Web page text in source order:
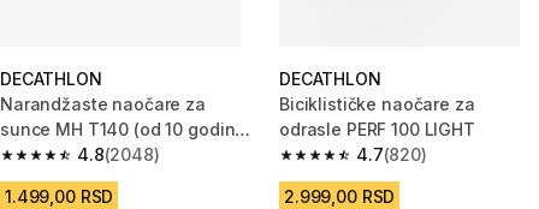
DECATHLON
Narandžaste naočare za
sunce MH T140 (od 10 godina,
3. kategorija)
4.8
4.8 od 5 zvezdica from 2048 Recenzije
(2048)
1.499,00 RSD
DECATHLON
Biciklističke naočare za
odrasle PERF 100 LIGHT
4.7
4.7 od 5 zvezdica from 820
(820)
2.999,00 RSD